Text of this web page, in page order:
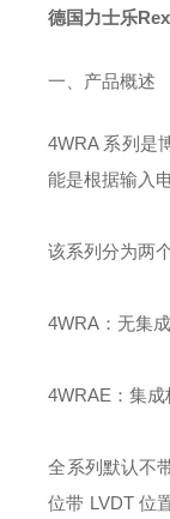
德国力士乐
一、产品概述
4WRA 系列是
能是根据输入
该系列分为两
4WRA ：无集
4WRAE ：集
全系列默认不
位带 LVDT 位